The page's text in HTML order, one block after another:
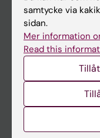
Utbildning
Forskarutbildning
Forskning
På gång
Nyheter
samtycke via
sidan.
Mer information
Read this